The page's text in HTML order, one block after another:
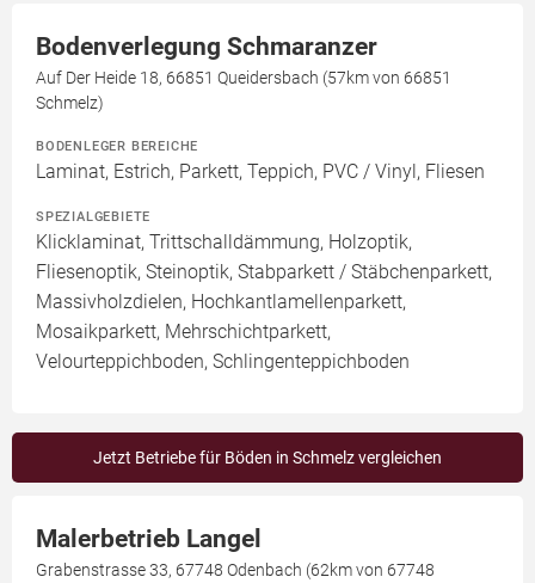
Bodenverlegung Schmaranzer
Auf Der Heide 18, 66851 Queidersbach (57km von 66851
Schmelz)
BODENLEGER BEREICHE
Laminat, Estrich, Parkett, Teppich, PVC / Vinyl, Fliesen
SPEZIALGEBIETE
Klicklaminat, Trittschalldämmung, Holzoptik,
Fliesenoptik, Steinoptik, Stabparkett / Stäbchenparkett,
Massivholzdielen, Hochkantlamellenparkett,
Mosaikparkett, Mehrschichtparkett,
Velourteppichboden, Schlingenteppichboden
Jetzt Betriebe für Böden in Schmelz vergleichen
Malerbetrieb Langel
Grabenstrasse 33, 67748 Odenbach (62km von 67748